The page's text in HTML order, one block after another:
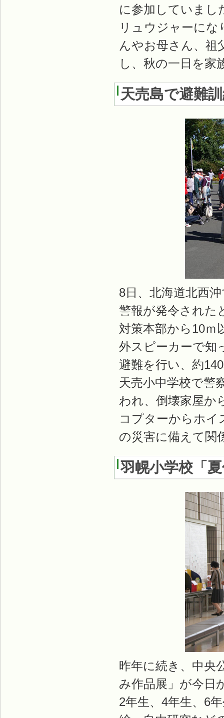
に参加していまし
リュウジャーに
んやお母さん、祖
し、秋の一日を家
天売島で避難
8日、北海道北西
警報が発令された
対策本部から10ｍ
外スピーカーで知
避難を行い、約
天売小中学校で警
われ、倒壊家屋か
コプターからホイ
の災害に備えて関
羽幌小学校「
昨年に続き、中央
み作品展」が今日
2年生、4年生、6